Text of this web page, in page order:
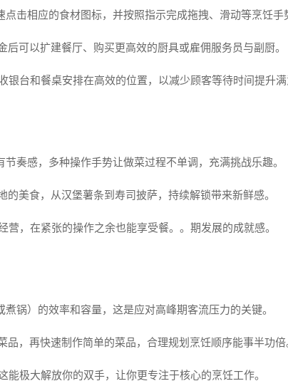
击相应的食材图标，并按照指示完成拖拽、滑动等烹饪手
可以扩建餐厅、购买更高效的厨具或雇佣服务员与副厨。
台和餐桌安排在高效的位置，以减少顾客等待时间提升满
奏感，多种操作手势让做菜过程不单调，充满挑战乐趣。
美食，从汉堡薯条到寿司披萨，持续解锁带来新鲜感。
，在紧张的操作之余也能享受餐。。期发展的成就感。
锅）的效率和容量，这是应对高峰期客流压力的关键。
，再快速制作简单的菜品，合理规划烹饪顺序能事半功倍
极大解放你的双手，让你更专注于核心的烹饪工作。